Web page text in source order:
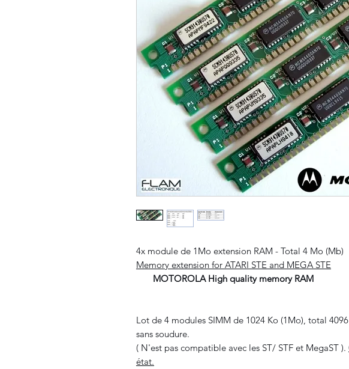
4x module de 1Mo extension RAM - Total 4 Mo (Mb)
Memory extension for ATARI STE and MEGA STE
MOTOROLA High quality memory RAM
Lot de 4 modules SIMM de 1024 Ko (1Mo), total
sans soudure.
( N'est pas compatible avec les ST/ STF et MegaST ).
état.